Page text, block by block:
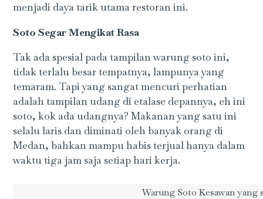
menjadi daya tarik utama restoran ini.
Soto Segar Mengikat Rasa
Tak ada spesial pada tampilan warung soto ini,
tidak terlalu besar tempatnya, lampunya yang
temaram. Tapi yang sangat mencuri perhatian
adalah tampilan udang di etalase depannya, eh ini
soto, kok ada udangnya? Makanan yang satu ini
selalu laris dan diminati oleh banyak orang di
Medan, bahkan mampu habis terjual hanya dalam
waktu tiga jam saja setiap hari kerja.
Warung Soto Kesawan